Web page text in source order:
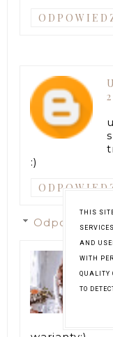
:)
Odpowiedzi
THIS
AND
WITH
QUALITY
TO